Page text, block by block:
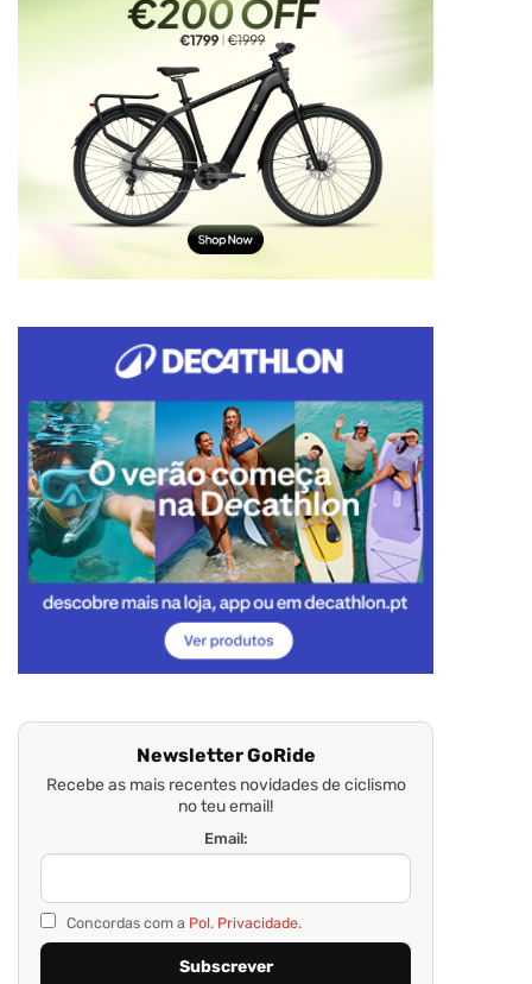
Newsletter GoRide
Recebe as mais recentes novidades de ciclismo
no teu email!
Email:
Concordas com a Pol. Privacidade.